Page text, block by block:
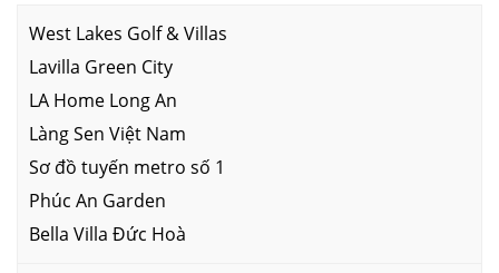
West Lakes Golf & Villas
Lavilla Green City
LA Home Long An
Làng Sen Việt Nam
Sơ đồ tuyến metro số 1
Phúc An Garden
Bella Villa Đức Hoà